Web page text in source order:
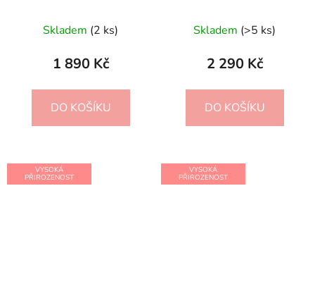
Skladem (2 ks)
1 890 Kč
DO KOŠÍKU
Skladem (>5 ks)
2 290 Kč
DO KOŠÍKU
VYSOKÁ
PŘIROZENOST
VYSOKÁ
PŘIROZENOST